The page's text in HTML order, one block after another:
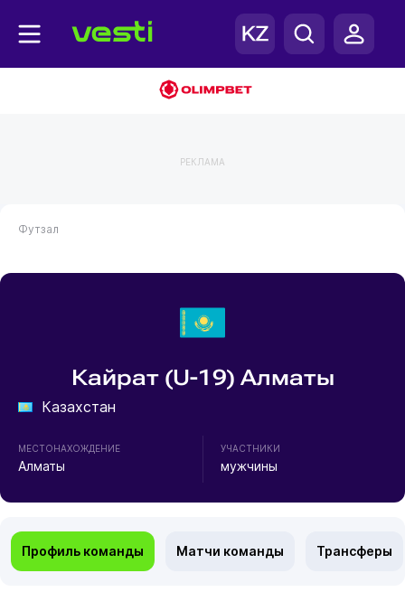
РЕКЛАМА
Футзал
Кайрат (U-19) Алматы
Казахстан
МЕСТОНАХОЖДЕНИЕ
Алматы
УЧАСТНИКИ
мужчины
Профиль команды Матчи команды Трансферы